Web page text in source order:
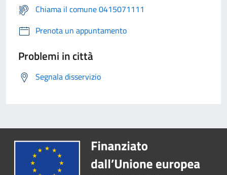
Chiama il comune 0415071111
Prenota un appuntamento
Problemi in città
Segnala disservizio